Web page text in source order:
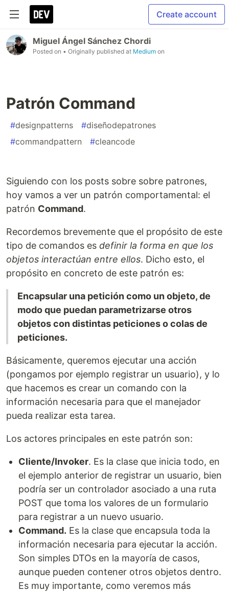
Create account
Miguel Ángel Sánchez Chordi
Posted on • Originally published at Medium on
Patrón Command
#designpatterns #diseñodepatrones
#commandpattern #cleancode
Siguiendo con los posts sobre sobre patrones,
hoy vamos a ver un patrón comportamental: el
patrón Command.
Recordemos brevemente que el propósito de este
tipo de comandos es definir la forma en que los
objetos interactúan entre ellos. Dicho esto, el
propósito en concreto de este patrón es:
Encapsular una petición como un objeto, de
modo que puedan parametrizarse otros
objetos con distintas peticiones o colas de
peticiones.
Básicamente, queremos ejecutar una acción
(pongamos por ejemplo registrar un usuario), y lo
que hacemos es crear un comando con la
información necesaria para que el manejador
pueda realizar esta tarea.
Los actores principales en este patrón son:
Cliente/Invoker. Es la clase que inicia todo, en
el ejemplo anterior de registrar un usuario, bien
podría ser un controlador asociado a una ruta
POST que toma los valores de un formulario
para registrar a un nuevo usuario.
Command. Es la clase que encapsula toda la
información necesaria para ejecutar la acción.
Son simples DTOs en la mayoría de casos,
aunque pueden contener otros objetos dentro.
Es muy importante, como veremos más